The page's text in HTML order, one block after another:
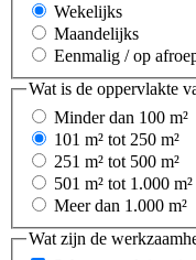
Wekelijks
Maandelijks
Eenmalig / op
Wat is de oppervlakte
Minder dan 100 m²
101 m² tot 250 m²
251 m² tot 500 m²
501 m² tot 1.000 m²
Meer dan 1.000 m²
Wat zijn de